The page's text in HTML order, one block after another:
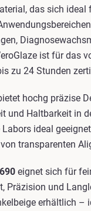
das sich ideal
ist für das
zu 24 Stunden
hochg präzise
und Haltbarkeit in
ideal
transparenten
eignet sich für
Präzision und
erhältlich –